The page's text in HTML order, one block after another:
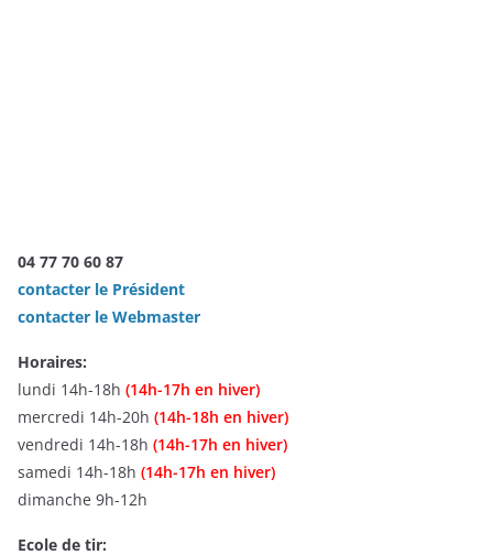
04 77 70 60 87
contacter le Président
contacter le Webmaster
Horaires:
lundi 14h-18h (14h-17h en hiver)
mercredi 14h-20h (14h-18h en hiver)
vendredi 14h-18h (14h-17h en hiver)
samedi 14h-18h (14h-17h en hiver)
dimanche 9h-12h
Ecole de tir: